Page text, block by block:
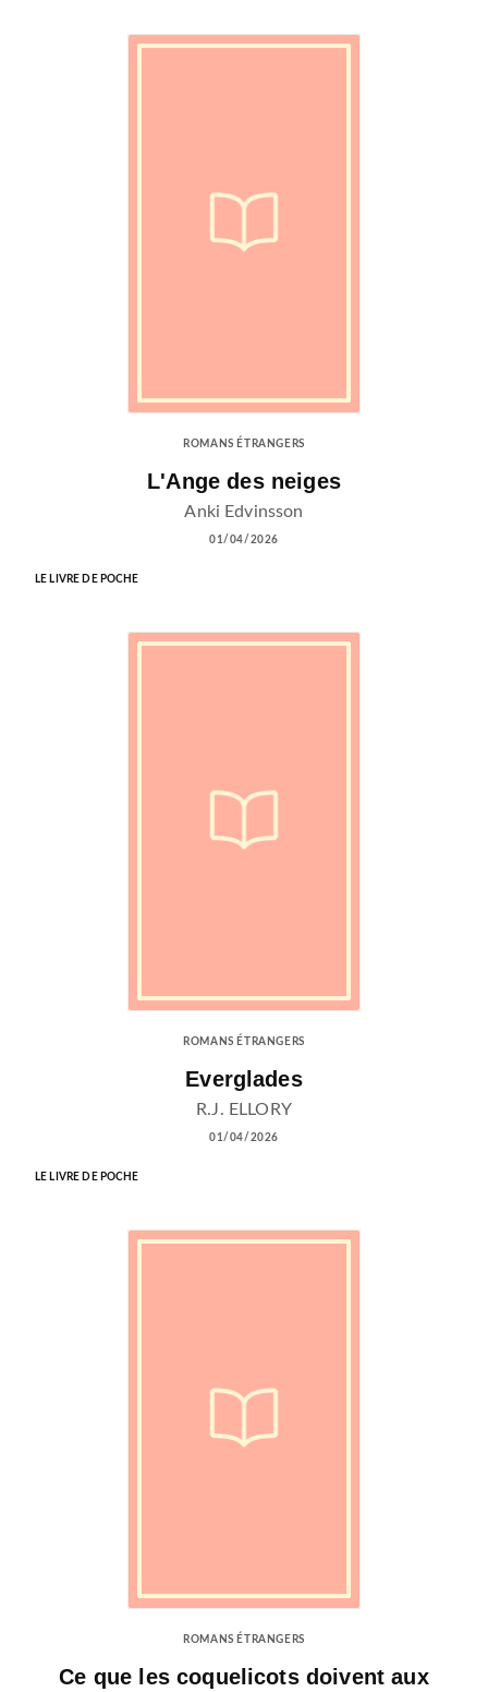
ROMANS ÉTRANGERS
L'Ange des neiges
Anki Edvinsson
01/04/2026
LE LIVRE DE POCHE
ROMANS ÉTRANGERS
Everglades
R.J. ELLORY
01/04/2026
LE LIVRE DE POCHE
ROMANS ÉTRANGERS
Ce que les coquelicots doivent aux